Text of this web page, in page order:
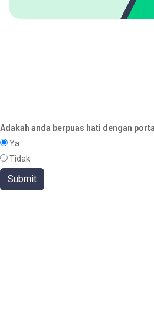
Adakah anda berpuas hati dengan
Ya
Tidak